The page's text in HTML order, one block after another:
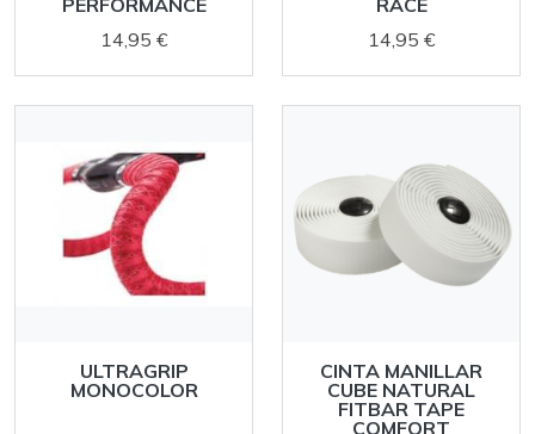
PERFORMANCE
14,95 €
RACE
14,95 €
ULTRAGRIP
MONOCOLOR
CINTA MANILLAR
CUBE NATURAL
FITBAR TAPE
COMFORT